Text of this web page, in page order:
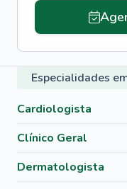
Especialidades
Cardiologista
Clínico Geral
Dermatologista